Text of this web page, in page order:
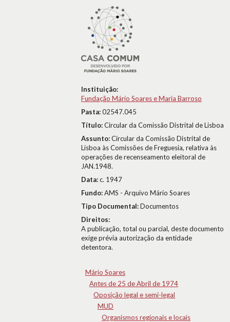
Instituição:
Fundação Mário Soares e Maria Barroso
Pasta:02547.045
Título:Circular da Comissão Distrital de Lisboa
Assunto:Circular da Comissão Distrital de
Lisboa às Comissões de Freguesia, relativa às
operações de recenseamento eleitoral de
JAN.1948.
Data:c. 1947
Fundo:AMS - Arquivo Mário Soares
Tipo Documental:Documentos
Direitos:
A publicação, total ou parcial, deste documento
exige prévia autorização da entidade
detentora.
Mário Soares
Antes de 25 de Abril de 1974
Oposição legal e semi-legal
MUD
Organismos regionais e locais